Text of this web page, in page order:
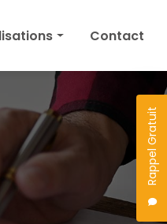
Rappel Gratuit
de construire
en cours
Contact